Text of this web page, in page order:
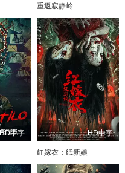
重返寂静岭
HD中字 HD中字
红嫁衣：纸新娘